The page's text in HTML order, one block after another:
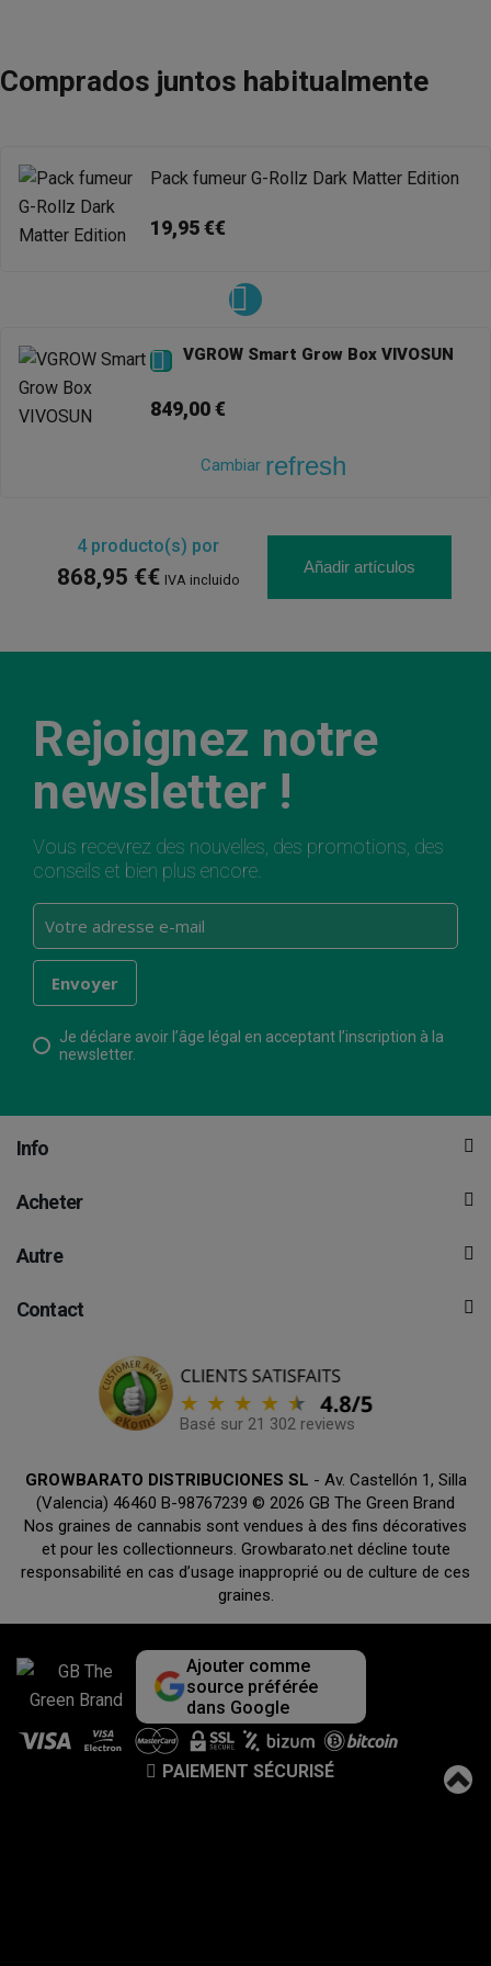
Comprados juntos habitualmente
Pack fumeur G-Rollz Dark Matter Edition
19,95 €€
 VGROW Smart Grow Box VIVOSUN
849,00 €
Cambiar refresh
4producto(s) por
868,95 €€ IVA incluido
Añadir artículos
Rejoignez notre
newsletter !
Vous recevrez des nouvelles, des promotions, des
conseils et bien plus encore.
Je déclare avoir l’âge légal en acceptant l’inscription à la
newsletter.
Info
Acheter
Autre
Contact
Basé sur 21 302 reviews
GROWBARATO DISTRIBUCIONES SL - Av. Castellón 1, Silla
(Valencia) 46460 B-98767239 © 2026 GB The Green Brand
Nos graines de cannabis sont vendues à des fins décoratives
et pour les collectionneurs. Growbarato.net décline toute
responsabilité en cas d’usage inapproprié ou de culture de ces
graines.
Ajouter comme
source préférée
dans Google
PAIEMENT SÉCURISÉ